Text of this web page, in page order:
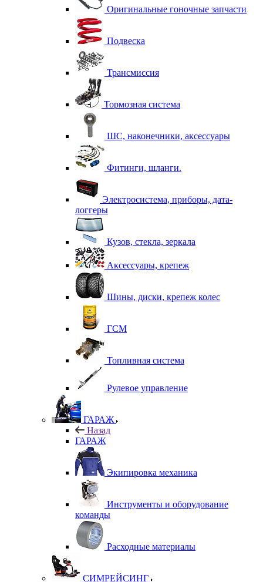
Оригинальные гоночные запчасти
Подвеска
Трансмиссия
Тормозная система
ШС, наконечники, аксессуары
Фитинги, шланги.
Электросистема, приборы, дата-
логгеры
Кузов, стекла, зеркала
Аксессуары, крепеж
Шины, диски, крепеж колес
ГСМ
Топливная система
Рулевое управление
ГАРАЖ
Назад
ГАРАЖ
Экипировка механика
Инструменты и оборудование
команды
Расходные материалы
СИМРЕЙСИНГ